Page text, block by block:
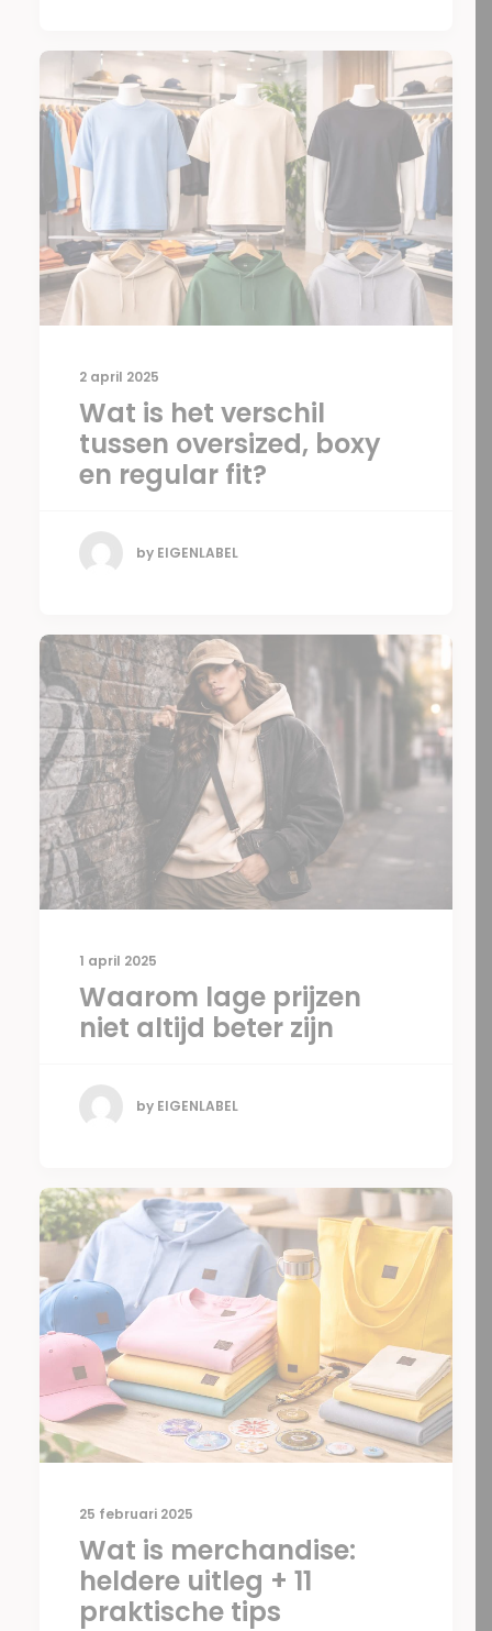
2 april 2025
Wat is het verschil
tussen oversized, boxy
en regular fit?
by EIGENLABEL
1 april 2025
Waarom lage prijzen
niet altijd beter zijn
by EIGENLABEL
25 februari 2025
Wat is merchandise:
heldere uitleg + 11
praktische tips